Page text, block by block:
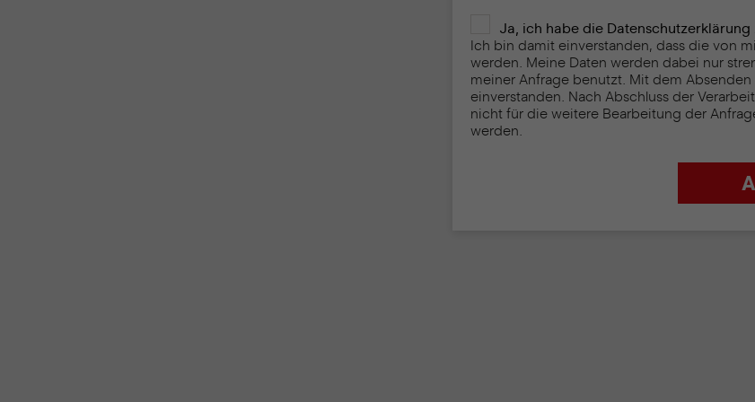
Ja, ich habe die Datenschutzerklärung
Ich bin damit einverstanden, dass die von
werden. Meine Daten werden dabei nur
meiner Anfrage benutzt. Mit dem
einverstanden. Nach Abschluss der
nicht für die weitere Bearbeitung der
werden.